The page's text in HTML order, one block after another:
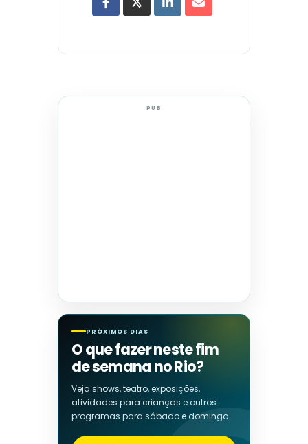
PUB
PRÓXIMOS DIAS
O que fazer neste fim
de semana no Rio?
Veja shows, teatro, exposições,
atividades para crianças e outros
programas para sábado e domingo.